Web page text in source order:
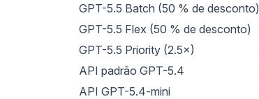
GPT-5.5 Batch (50 % de desconto)
GPT-5.5 Flex (50 % de desconto)
GPT-5.5 Priority (2.5×)
API padrão GPT-5.4
API GPT-5.4-mini